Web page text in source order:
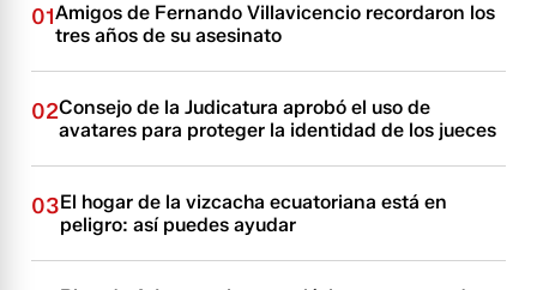
01Amigos de Fernando Villavicencio recordaron los
tres años de su asesinato
02Consejo de la Judicatura aprobó el uso de
avatares para proteger la identidad de los jueces
03El hogar de la vizcacha ecuatoriana está en
peligro: así puedes ayudar